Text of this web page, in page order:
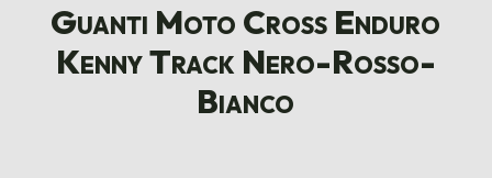
Guanti Moto Cross Enduro
Kenny Track Nero-Rosso-
Bianco